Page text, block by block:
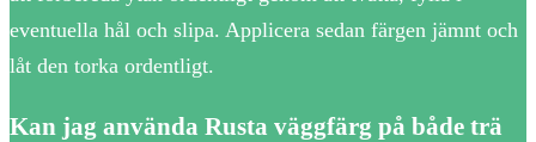
eventuella hål och slipa. Applicera sedan färgen jämnt och
låt den torka ordentligt.
Kan jag använda Rusta väggfärg på både trä